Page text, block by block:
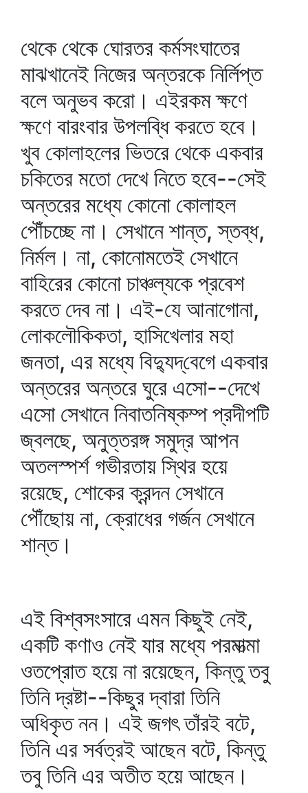
থেকে থেকে ঘোরতর কর্মসংঘাতের
মাঝখানেই নিজের অন্তরকে নির্লিপ্ত
বলে অনুভব করো। এইরকম ক্ষণে
ক্ষণে বারংবার উপলব্ধি করতে হবে।
খুব কোলাহলের ভিতরে থেকে একবার
চকিতের মতো দেখে নিতে হবে--সেই
অন্তরের মধ্যে কোনো কোলাহল
পৌঁচচ্ছে না। সেখানে শান্ত, স্তব্ধ,
নির্মল। না, কোনোমতেই সেখানে
বাহিরের কোনো চাঞ্চল্যকে প্রবেশ
করতে দেব না। এই-যে আনাগোনা,
লোকলৌকিকতা, হাসিখেলার মহা
জনতা, এর মধ্যে বিদ্যুদ্‌বেগে একবার
অন্তরের অন্তরে ঘুরে এসো--দেখে
এসো সেখানে নিবাতনিষ্কম্প প্রদীপটি
জ্বলছে, অনুত্তরঙ্গ সমুদ্র আপন
অতলস্পর্শ গভীরতায় স্থির হয়ে
রয়েছে, শোকের ক্রন্দন সেখানে
পৌঁছোয় না, ক্রোধের গর্জন সেখানে
শান্ত।
এই বিশ্বসংসারে এমন কিছুই নেই,
একটি কণাও নেই যার মধ্যে পরমাত্মা
ওতপ্রোত হয়ে না রয়েছেন, কিন্তু তবু
তিনি দ্রষ্টা--কিছুর দ্বারা তিনি
অধিকৃত নন। এই জগৎ তাঁরই বটে,
তিনি এর সর্বত্রই আছেন বটে, কিন্তু
তবু তিনি এর অতীত হয়ে আছেন।